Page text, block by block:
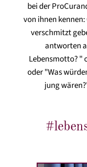
bei der
von ihnen
verschmitzt
antworten
Lebensmotto? "
oder "Was
jung